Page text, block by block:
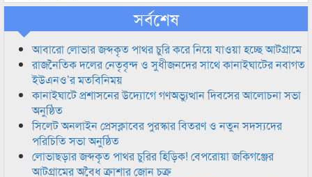
সর্বশেষ
আবারো লোভার জব্দকৃত পাথর চুরি করে নিয়ে যাওয়া হচ্ছে আটগ্রামে
রাজনৈতিক দলের নেতৃবৃন্দ ও সুধীজনদের সাথে কানাইঘাটের নবাগত
ইউএনও’র মতবিনিময়
কানাইঘাটে প্রশাসনের উদ্যোগে গণঅভ্যুত্থান দিবসের আলোচনা সভা
অনুষ্ঠিত
সিলেট অনলাইন প্রেসক্লাবের পুরস্কার বিতরণ ও নতুন সদস্যদের
পরিচিতি সভা অনুষ্ঠিত
লোভাছড়ার জব্দকৃত পাথর চুরির হিড়িক! বেপরোয়া জকিগঞ্জের
আটগ্রামের অবৈধ ক্রাশার জোন চক্র